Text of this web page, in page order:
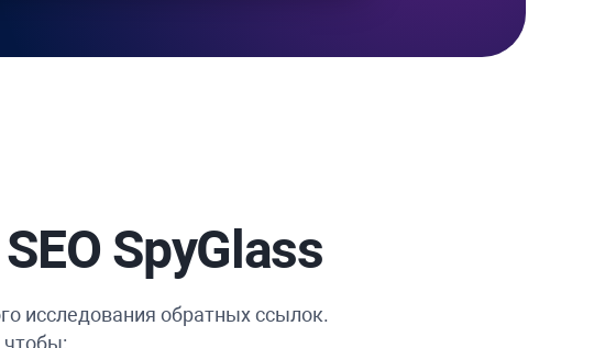
SEO SpyGlass
исследования обратных ссылок.
чтобы: